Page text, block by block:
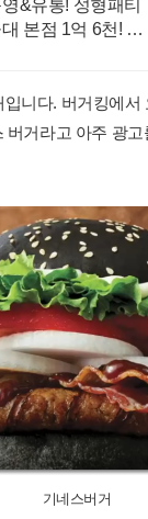
&유통! 성형패티
본점 1억 6천! 가
니다. 버거킹에서
버거라고 아주 광
기네스버거